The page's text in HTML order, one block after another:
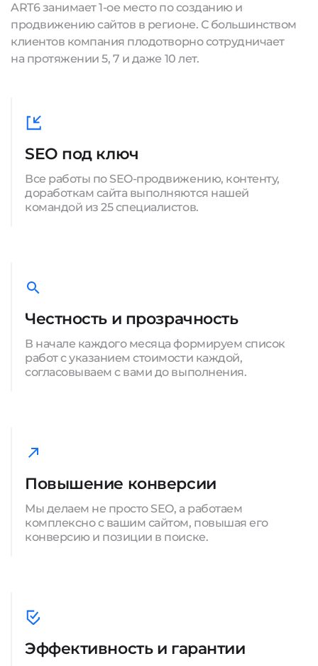
ART6 занимает 1-ое место по созданию и
продвижению сайтов в регионе. С большинством
клиентов компания плодотворно сотрудничает
на протяжении 5, 7 и даже 10 лет.
SEO под ключ
Все работы по SEO-продвижению, контенту,
доработкам сайта выполняются нашей
командой из 25 специалистов.
Честность и прозрачность
В начале каждого месяца формируем список
работ с указанием стоимости каждой,
согласовываем с вами до выполнения.
Повышение конверсии
Мы делаем не просто SEO, а работаем
комплексно с вашим сайтом, повышая его
конверсию и позиции в поиске.
Эффективность и гарантии